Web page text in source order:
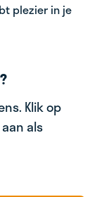
plezier in je
Klik op
als